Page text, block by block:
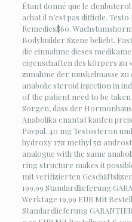
Étant donné que le
achat il n’est pas difficile.
Remedies$60.
Bodybuilder Szene beliebt.
die einnahme dieses
eigenschaften des körpers zu
zunahme der muskelmasse
anabolic steroid injection in
of the patient need to be
Sorgen, dass der
Anabolika enantat kaufen
Paypal. 40 mg Testosteron
hydroxy 17α methyl 5α
analogue with the same
ring structure makes it
mit verifizierten
199,99 Standardlieferung
Werktage 19,99 EUR Mit
Standardlieferung